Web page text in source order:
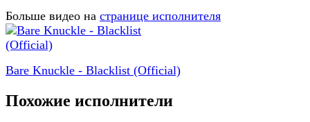
Больше видео на странице исполнителя
Bare Knuckle - Blacklist (Official)
Похожие исполнители